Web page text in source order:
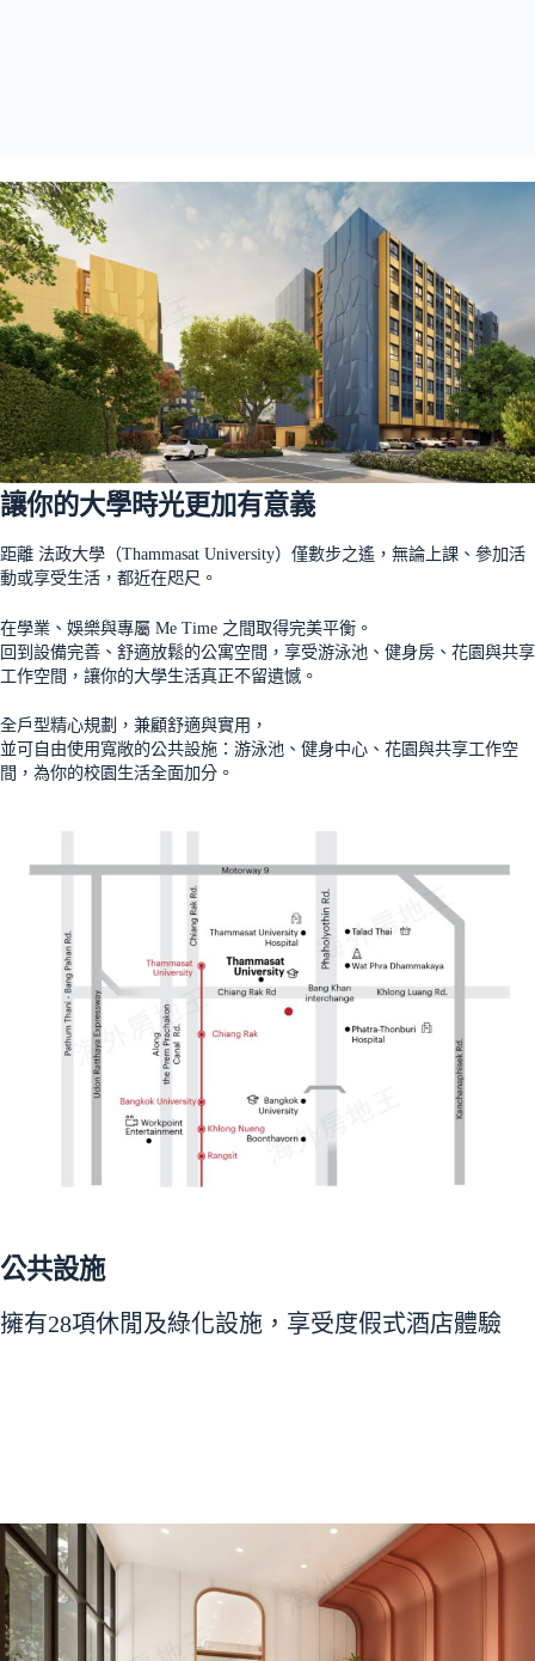
讓你的大學時光更加有意義
距離 法政大學（Thammasat University）僅數步之遙，無論上課、參加活
動或享受生活，都近在咫尺。
在學業、娛樂與專屬 Me Time 之間取得完美平衡。
回到設備完善、舒適放鬆的公寓空間，享受游泳池、健身房、花園與共享
工作空間，讓你的大學生活真正不留遺憾。
全戶型精心規劃，兼顧舒適與實用，
並可自由使用寬敞的公共設施：游泳池、健身中心、花園與共享工作空
間，為你的校園生活全面加分。
公共設施
擁有28項休閒及綠化設施，享受度假式酒店體驗